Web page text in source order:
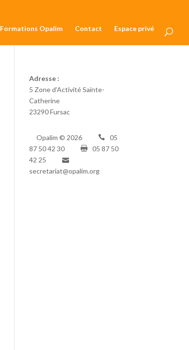
Formations Opalim Contact Espace privé
Adresse :
5 Zone d’Activité Sainte-
Catherine
23290 Fursac
Opalim © 2026
05
87 50 42 30
05 87 50
42 25
secretariat@opalim.org